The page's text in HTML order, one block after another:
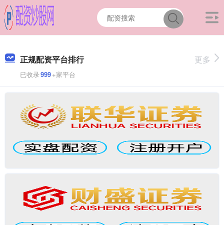
正规配资平台排行
已收录999+家平台
更多